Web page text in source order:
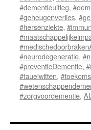
#dementieuitleg,
#geheugenverlies,
#hersenziekte,
#neurodegeneratie,
#preventieDementie,
#taueiwitten,
#zorgvoordementie,